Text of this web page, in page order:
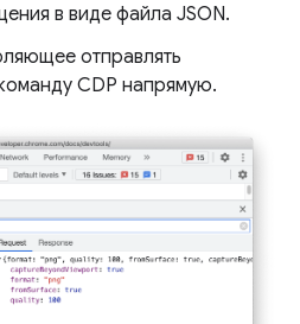
в виде файла JSON.
отправлять
CDP напрямую.